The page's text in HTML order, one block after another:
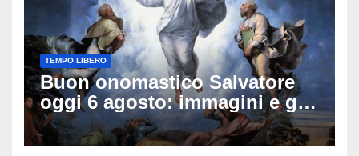
TEMPO LIBERO
Buon onomastico Salvatore
oggi 6 agosto: immagini e gif
di auguri da condividere